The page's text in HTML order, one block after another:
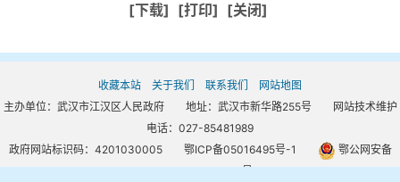
[下载] [打印] [关闭]
收藏本站 关于我们 联系我们
网站地图
主办单位：武汉市江汉区人民政府 地址：武汉市新华路255号 网站技术维护
电话：027-85481989
政府网站标识码：4201030005 鄂ICP备05016495号-1
鄂公网安备
42010302000667号